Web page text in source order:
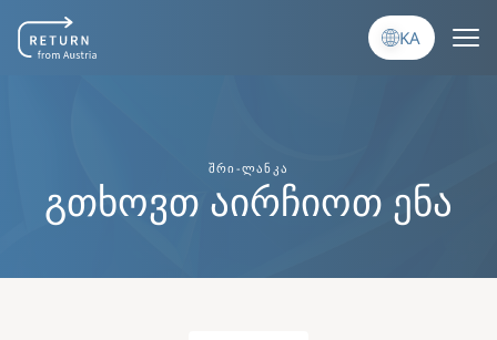
KA
ᲨᲠᲘ-ᲚᲐᲜᲙᲐ
გთხოვთ აირჩიოთ ენა